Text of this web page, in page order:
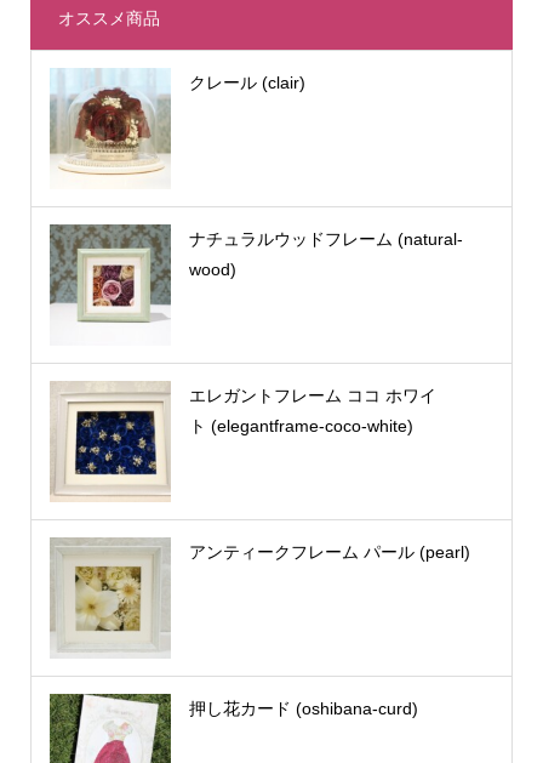
オススメ商品
クレール (clair)
ナチュラルウッドフレーム (natural-
wood)
エレガントフレーム ココ ホワイ
ト (elegantframe-coco-white)
アンティークフレーム パール (pearl)
押し花カード (oshibana-curd)